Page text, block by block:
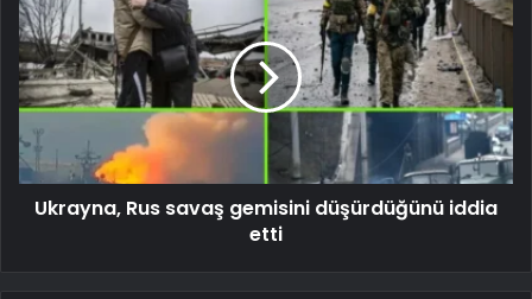
Ukrayna, Rus savaş gemisini düşürdüğünü iddia
etti